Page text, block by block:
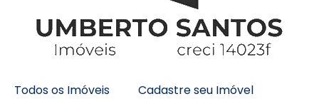
Todos os Imóveis Cadastre seu Imóvel